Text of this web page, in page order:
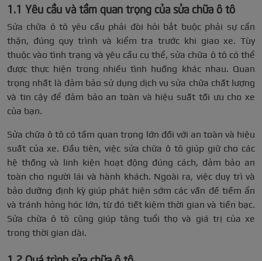
1.1 Yêu cầu và tầm quan trọng của sửa chữa ô tô
Sửa chữa ô tô yêu cầu phải đòi hỏi bắt buộc phải sự cẩn
thận, đúng quy trình và kiểm tra trước khi giao xe. Tùy
thuộc vào tình trạng và yêu cầu cụ thể, sửa chữa ô tô có thể
được thực hiện trong nhiều tình huống khác nhau. Quan
trọng nhất là đảm bảo sử dụng dịch vụ sửa chữa chất lượng
và tin cậy để đảm bảo an toàn và hiệu suất tối ưu cho xe
của bạn.
Sửa chữa ô tô có tầm quan trọng lớn đối với an toàn và hiệu
suất của xe. Đầu tiên, việc sửa chữa ô tô giúp giữ cho các
hệ thống và linh kiện hoạt động đúng cách, đảm bảo an
toàn cho người lái và hành khách. Ngoài ra, việc duy trì và
bảo dưỡng định kỳ giúp phát hiện sớm các vấn đề tiềm ẩn
và tránh hỏng hóc lớn, từ đó tiết kiệm thời gian và tiền bạc.
Sửa chữa ô tô cũng giúp tăng tuổi thọ và giá trị của xe
trong thời gian dài.